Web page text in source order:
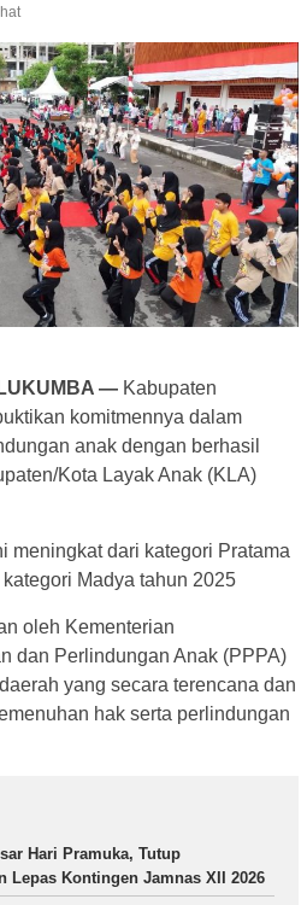
— Kabupaten
komitmennya dalam
anak dengan berhasil
Kota Layak Anak (KLA)
meningkat dari kategori Pratama
Madya tahun 2025
oleh Kementerian
dan Perlindungan Anak (PPPA)
yang secara terencana dan
hak serta perlindungan
Hari Pramuka, Tutup
Lepas Kontingen Jamnas XII 2026